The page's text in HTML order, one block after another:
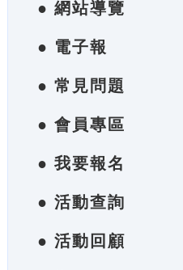
● 網站導覽
● 電子報
● 常見問題
● 會員專區
● 我要報名
● 活動查詢
● 活動回顧